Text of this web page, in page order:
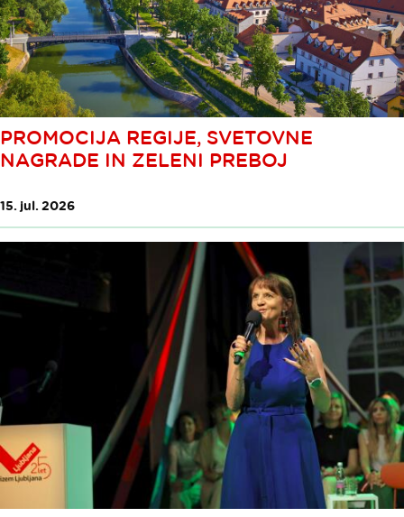
PROMOCIJA REGIJE, SVETOVNE
NAGRADE IN ZELENI PREBOJ
15. jul. 2026